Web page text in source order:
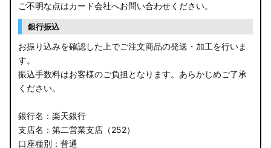
ご不明な点はカード会社へお問い合わせください。
銀行振込
お振り込みを確認した上でご注文商品の発送・加工を行いま
す。
振込手数料はお客様のご負担となります。あらかじめご了承
ください。
銀行名：楽天銀行
支店名：第二営業支店（252）
口座種別：普通